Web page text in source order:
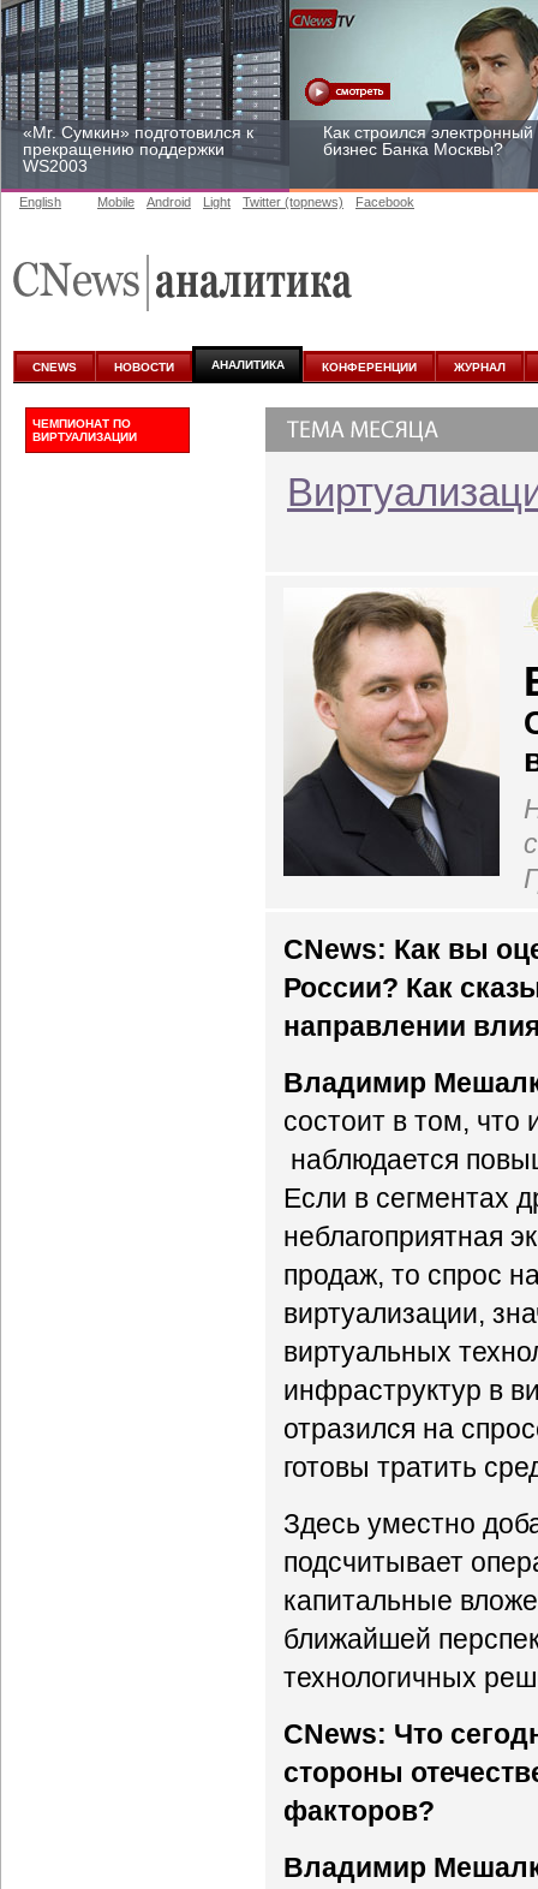
«Mr. Сумкин» подготовился к
прекращению поддержки
WS2003
Как строился электронный
бизнес Банка Москвы?
к аналитике
участвовать
English Mobile Android Light Twitter (topnews) Facebook
CNEWS НОВОСТИ АНАЛИТИКА КОНФЕРЕНЦИИ ЖУРНАЛ
ЧЕМПИОНАТ ПО
ВИРТУАЛИЗАЦИИ
CNews: Как вы
России? Как
направлении
Владимир
состоит в том,
наблюдается
Если в сегментах
неблагоприятная
продаж, то спрос
виртуализации,
виртуальных
инфраструктур в
отразился на
готовы тратить
Здесь уместно
подсчитывает
капитальные
ближайшей
технологичных
CNews: Что
стороны
факторов?
Владимир